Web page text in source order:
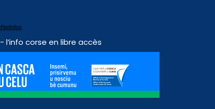
l’info corse en libre accès